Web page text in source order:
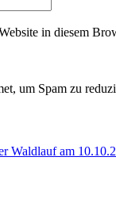
in diesem
um Spam zu
Waldlauf am